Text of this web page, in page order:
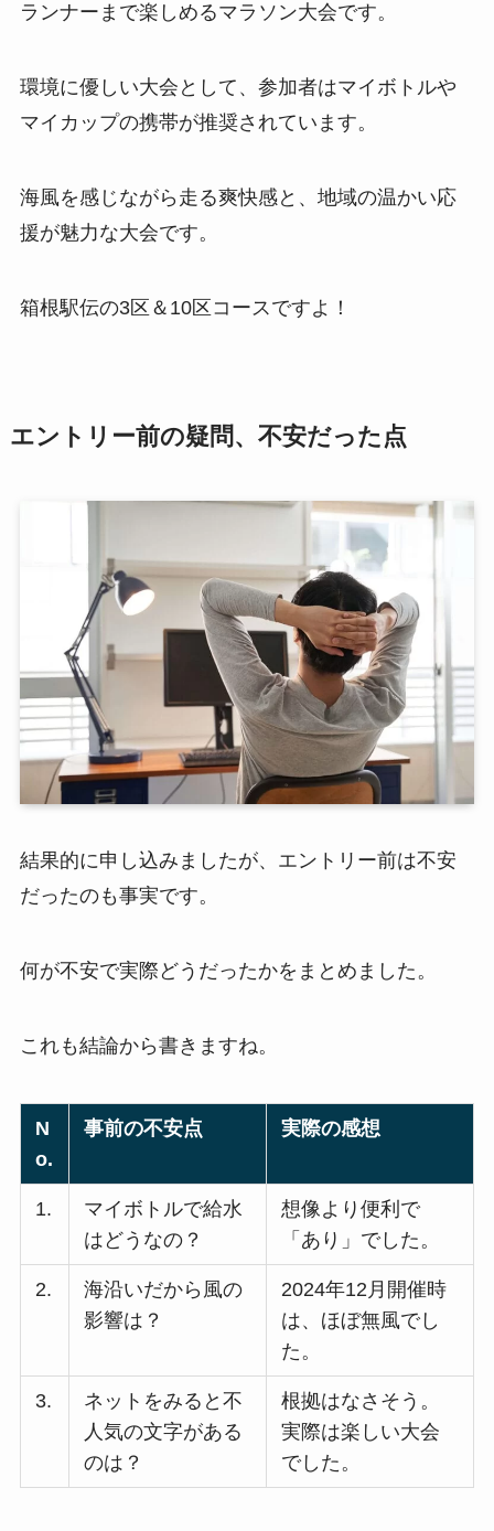
ランナーまで楽しめるマラソン大会です。
環境に優しい大会として、参加者はマイボトルや
マイカップの携帯が推奨されています。
海風を感じながら走る爽快感と、地域の温かい応
援が魅力な大会です。
箱根駅伝の3区＆10区コースですよ！
エントリー前の疑問、不安だった点
結果的に申し込みましたが、エントリー前は不安
だったのも事実です。
何が不安で実際どうだったかをまとめました。
これも結論から書きますね。
N
o.
事前の不安点 実際の感想
1.
マイボトルで給水
はどうなの？
想像より便利で
「あり」でした。
2.
海沿いだから風の
影響は？
2024年12月開催時
は、ほぼ無風でし
た。
3.
ネットをみると不
人気の文字がある
のは？
根拠はなさそう。
実際は楽しい大会
でした。